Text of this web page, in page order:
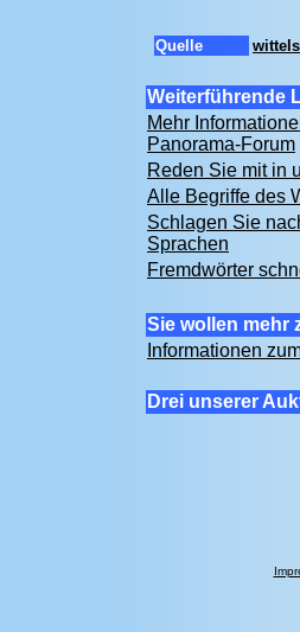
Quelle
Weiterführende
Mehr
Panorama-Forum
Reden Sie mit in
Alle Begriffe des
Schlagen Sie
Sprachen
Fremdwörter
Sie wollen mehr
Informationen
Drei unserer